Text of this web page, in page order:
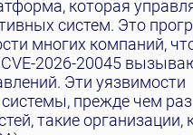
которая
систем. Это
многих компаний,
CVE-2026-20045
Эти уязвимости
прежде чем
такие организации,